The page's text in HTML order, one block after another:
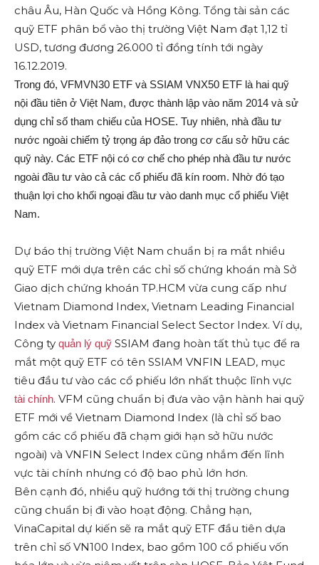
châu Âu, Hàn Quốc và Hồng Kông. Tổng tài sản các
quỹ ETF phân bổ vào thị trường Việt Nam đạt 1,12 tỉ
USD, tương đương 26.000 tỉ đồng tính tới ngày
16.12.2019.
Trong đó, VFMVN30 ETF và SSIAM VNX50 ETF là hai quỹ
nội đầu tiên ở Việt Nam, được thành lập vào năm 2014 và sử
dụng chỉ số tham chiếu của HOSE. Tuy nhiên, nhà đầu tư
nước ngoài chiếm tỷ trọng áp đảo trong cơ cấu sở hữu các
quỹ này. Các ETF nội có cơ chế cho phép nhà đầu tư nước
ngoài đầu tư vào cả các cổ phiếu đã kín room. Nhờ đó tạo
thuận lợi cho khối ngoại đầu tư vào danh mục cổ phiếu Việt
Nam.
Dự báo thị trường Việt Nam chuẩn bị ra mắt nhiều
quỹ ETF mới dựa trên các chỉ số chứng khoán mà Sở
Giao dịch chứng khoán TP.HCM vừa cung cấp như
Vietnam Diamond Index, Vietnam Leading Financial
Index và Vietnam Financial Select Sector Index. Ví dụ,
Công ty quản lý quỹ SSIAM đang hoàn tất thủ tục để ra
mắt một quỹ ETF có tên SSIAM VNFIN LEAD, mục
tiêu đầu tư vào các cổ phiếu lớn nhất thuộc lĩnh vực
tài chính. VFM cũng chuẩn bị đưa vào vận hành hai quỹ
ETF mới về Vietnam Diamond Index (là chỉ số bao
gồm các cổ phiếu đã chạm giới hạn sở hữu nước
ngoài) và VNFIN Select Index cũng nhắm đến lĩnh
vực tài chính nhưng có độ bao phủ lớn hơn.
Bên cạnh đó, nhiều quỹ hướng tới thị trường chung
cũng chuẩn bị đi vào hoạt động. Chẳng hạn,
VinaCapital dự kiến sẽ ra mắt quỹ ETF đầu tiên dựa
trên chỉ số VN100 Index, bao gồm 100 cổ phiếu vốn